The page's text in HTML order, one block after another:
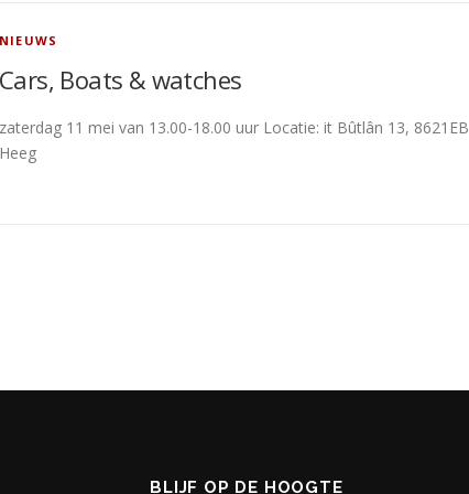
NIEUWS
Cars, Boats & watches
zaterdag 11 mei van 13.00-18.00 uur Locatie: it Bûtlân 13, 8621EB
Heeg
BLIJF OP DE HOOGTE